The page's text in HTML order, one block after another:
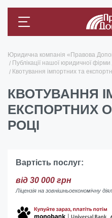
Юридична компанія «Правова
Публікації нашої юридичної фірми
Квотування імпортних та
КВОТУВАННЯ
ЕКСПОРТНИХ
РОЦІ
Вартість послуг:
від 30 000 грн
Ліцензія на зовнішньоекономічну